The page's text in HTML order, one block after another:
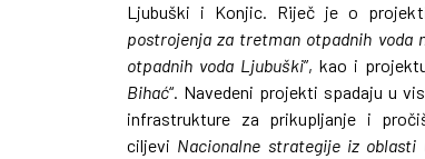
Ljubuški i Konjic. Riječ je o
postrojenja za tretman otpadnih voda
otpadnih voda Ljubuški”, kao i
Bihać“. Navedeni projekti spadaju u
infrastrukture za prikupljanje i
ciljevi Nacionalne strategije iz oblasti